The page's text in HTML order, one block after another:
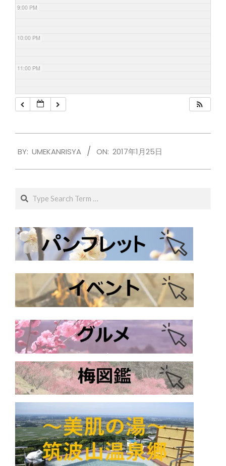
9:00 PM
10:00 PM
11:00 PM
01-
BY: UMEKANRISYA ON: 2017年1月25日
Search